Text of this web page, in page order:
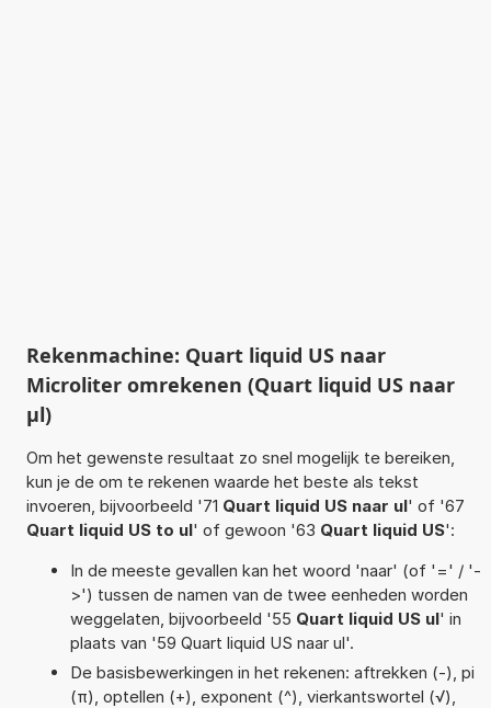
Rekenmachine: Quart liquid US naar
Microliter omrekenen (Quart liquid US naar
µl)
Om het gewenste resultaat zo snel mogelijk te bereiken,
kun je de om te rekenen waarde het beste als tekst
invoeren, bijvoorbeeld '71 Quart liquid US naar ul' of '67
Quart liquid US to ul' of gewoon '63 Quart liquid US':
In de meeste gevallen kan het woord 'naar' (of '=' / '-
>') tussen de namen van de twee eenheden worden
weggelaten, bijvoorbeeld '55 Quart liquid US ul' in
plaats van '59 Quart liquid US naar ul'.
De basisbewerkingen in het rekenen: aftrekken (-), pi
(π), optellen (+), exponent (^), vierkantswortel (√),